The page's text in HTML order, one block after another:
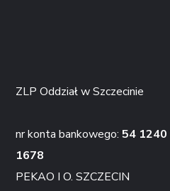
ZLP Oddział w Szczecinie
nr konta bankowego:54
1678
PEKAO I O. SZCZECIN